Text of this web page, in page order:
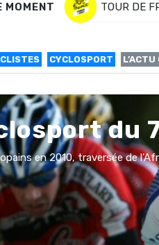
MOMENT TOUR DE
CYCLOSPORT
du
en 2010, traversée de